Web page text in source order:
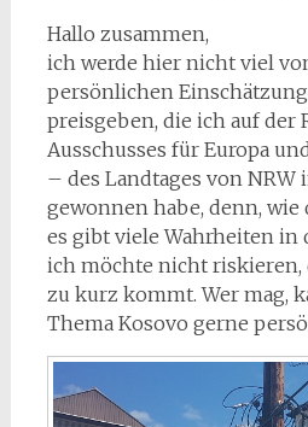
Hallo zusammen,
ich werde hier nicht viel
persönlichen
preisgeben, die ich auf der
Ausschusses für Europa
– des Landtages von NRW
gewonnen habe, denn, wie
es gibt viele Wahrheiten in
ich möchte nicht riskieren,
zu kurz kommt. Wer mag,
Thema Kosovo gerne